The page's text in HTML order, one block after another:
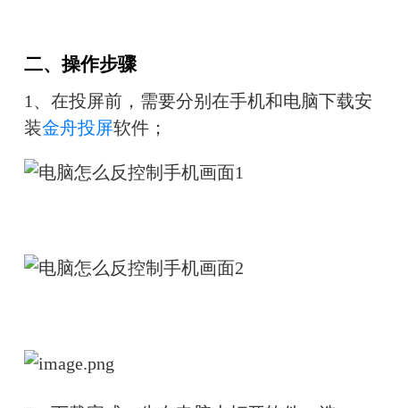
二、操作步骤
1、在投屏前，需要分别在手机和电脑下载安
装金舟投屏软件；